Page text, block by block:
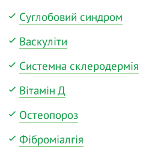
Суглобовий синдром
Васкуліти
Системна склеродермія
Вітамін Д
Остеопороз
Фіброміалгія